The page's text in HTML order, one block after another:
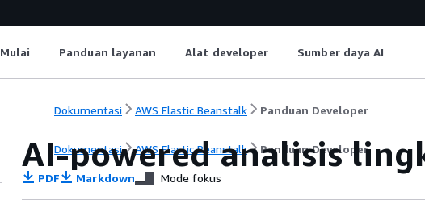
Mulai Panduan layanan Alat developer Sumber daya AI
Dokumentasi AWS Elastic Beanstalk Panduan Developer
Dokumentasi AWS Elastic Beanstalk Panduan Developer
AI-powered analisis
PDF Markdown Mode fokus